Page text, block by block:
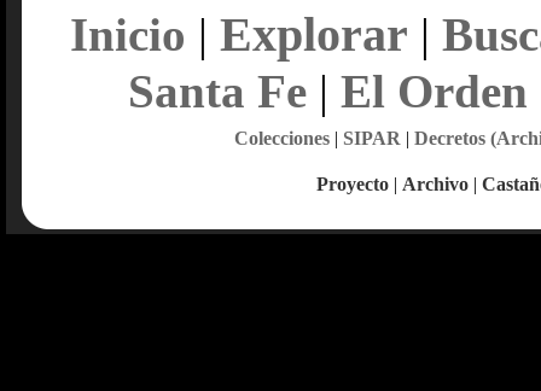
Inicio | Explorar |
Santa Fe| El Orden
Colecciones| SIPAR | Decretos
Proyecto | Archivo |